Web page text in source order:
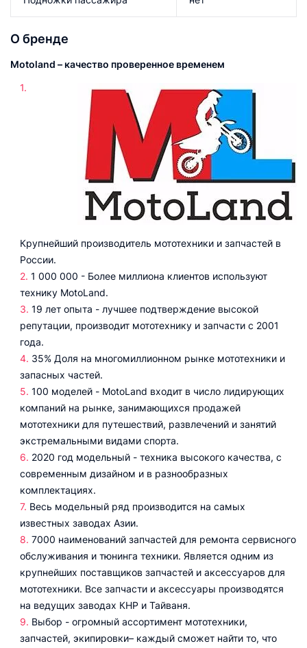
О бренде
Motoland – качество проверенное временем
Крупнейший производитель мототехники и запчастей в
России.
1 000 000 - Более миллиона клиентов используют
технику MotoLand.
19 лет опыта - лучшее подтверждение высокой
репутации, производит мототехнику и запчасти с 2001
года.
35% Доля на многомиллионном рынке мототехники и
запасных частей.
100 моделей - MotoLand входит в число лидирующих
компаний на рынке, занимающихся продажей
мототехники для путешествий, развлечений и занятий
экстремальными видами спорта.
2020 год модельный - техника высокого качества, с
современным дизайном и в разнообразных
комплектациях.
Весь модельный ряд производится на самых
известных заводах Азии.
7000 наименований запчастей для ремонта сервисного
обслуживания и тюнинга техники. Является одним из
крупнейших поставщиков запчастей и аксессуаров для
мототехники. Все запчасти и аксессуары производятся
на ведущих заводах КНР и Тайваня.
Выбор - огромный ассортимент мототехники,
запчастей, экипировки– каждый сможет найти то, что